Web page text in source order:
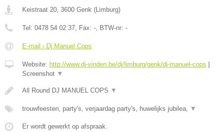
Keistraat 20, 3600 Genk (Limburg)
Tel: 0478 54 02 37, Fax: -, BTW-nr: -
E-mail › Dj Manuel Cops
Website: http://www.dj-vinden.be/dj/limburg/genk/dj-manuel-cops
Screenshot ▼
All Round DJ MANUEL COPS ▼
trouwfeesten, party's, verjaardag party's, huwelijks jubilea, ▼
Er wordt gewerkt op afspraak.